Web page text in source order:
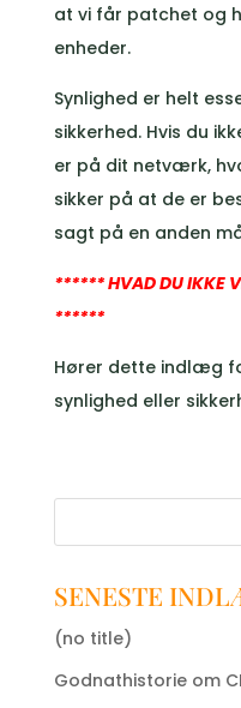
at vi får patchet og
enheder.
Synlighed er helt
sikkerhed. Hvis du
er på dit netværk,
sikker på at de er
sagt på en anden
****** HVAD DU IKKE
******
Hører dette indlæg
synlighed eller
SENESTE
(no title)
Godnathistorie om